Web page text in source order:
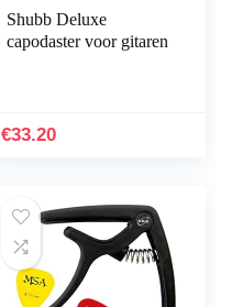
Shubb Deluxe
capodaster voor gitaren
€33.20